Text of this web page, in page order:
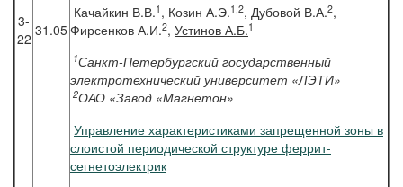
3-
22 31.05
Качайкин В.В.1 , Козин А.Э.1,2, Дубовой В.А.2,
Фирсенков А.И.2, Устинов А.Б.1
1Санкт-Петербургский государственный
электротехнический университет «ЛЭТИ»
2ОАО «Завод «Магнетон»
Управление характеристиками запрещенной зоны в
слоистой периодической структуре феррит-
сегнетоэлектрик